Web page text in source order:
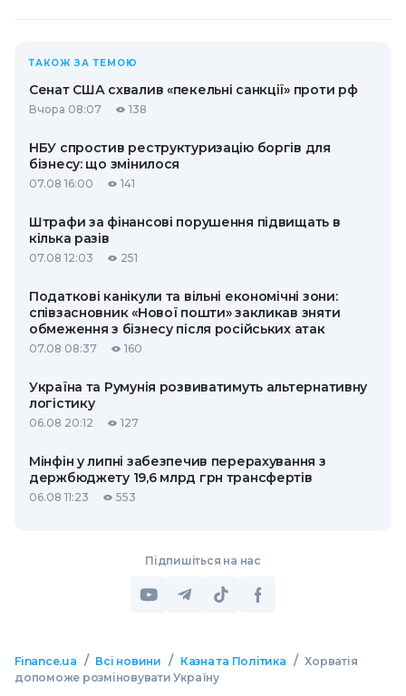
ТАКОЖ ЗА ТЕМОЮ
Сенат США схвалив «пекельні санкції» проти рф
Вчора 08:07 138
НБУ спростив реструктуризацію боргів для
бізнесу: що змінилося
07.08 16:00 141
Штрафи за фінансові порушення підвищать в
кілька разів
07.08 12:03 251
Податкові канікули та вільні економічні зони:
співзасновник «Нової пошти» закликав зняти
обмеження з бізнесу після російських атак
07.08 08:37 160
Україна та Румунія розвиватимуть альтернативну
логістику
06.08 20:12 127
Мінфін у липні забезпечив перерахування з
держбюджету 19,6 млрд грн трансфертів
06.08 11:23 553
Підпишіться на нас
Finance.ua / Всі новини / Казна та Політика / Хорватія
допоможе розміновувати Україну